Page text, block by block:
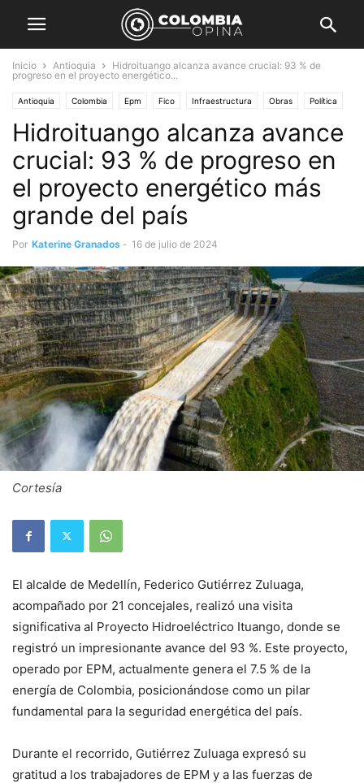
Inicio Antioquia
Hidroituango alcanza avance crucial: 93 % de
progreso en el proyecto energético...
Antioquia Colombia Epm Fico Infraestructura Obras Política
Hidroituango alcanza avance
crucial: 93 % de progreso en
el proyecto energético más
grande del país
Por Katerine Granados - 16 de julio de 2024
Cortesía
El alcalde de Medellín, Federico Gutiérrez Zuluaga,
acompañado por 21 concejales, realizó una visita
significativa al Proyecto Hidroeléctrico Ituango, donde se
registró un impresionante avance del 93 %. Este proyecto,
operado por EPM, actualmente genera el 7.5 % de la
energía de Colombia, posicionándose como un pilar
fundamental para la seguridad energética del país.
Durante el recorrido, Gutiérrez Zuluaga expresó su
gratitud a los trabajadores de EPM y a las fuerzas de